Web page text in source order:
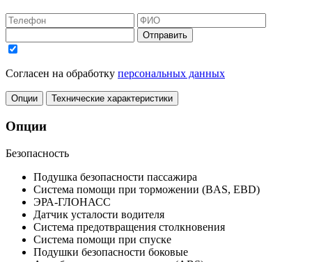
Отправить
Согласен на обработку персональных данных
Опции Технические характеристики
Опции
Безопасность
Подушка безопасности пассажира
Система помощи при торможении (BAS, EBD)
ЭРА-ГЛОНАСС
Датчик усталости водителя
Система предотвращения столкновения
Система помощи при спуске
Подушки безопасности боковые